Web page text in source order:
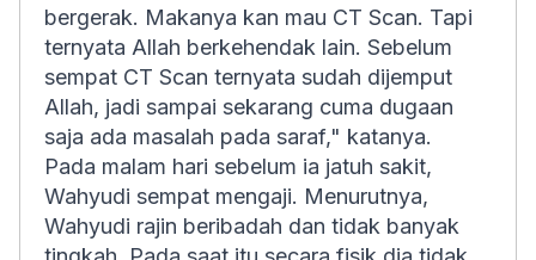
bergerak. Makanya kan mau CT Scan. Tapi
ternyata Allah berkehendak lain. Sebelum
sempat CT Scan ternyata sudah dijemput
Allah, jadi sampai sekarang cuma dugaan
saja ada masalah pada saraf," katanya.
Pada malam hari sebelum ia jatuh sakit,
Wahyudi sempat mengaji. Menurutnya,
Wahyudi rajin beribadah dan tidak banyak